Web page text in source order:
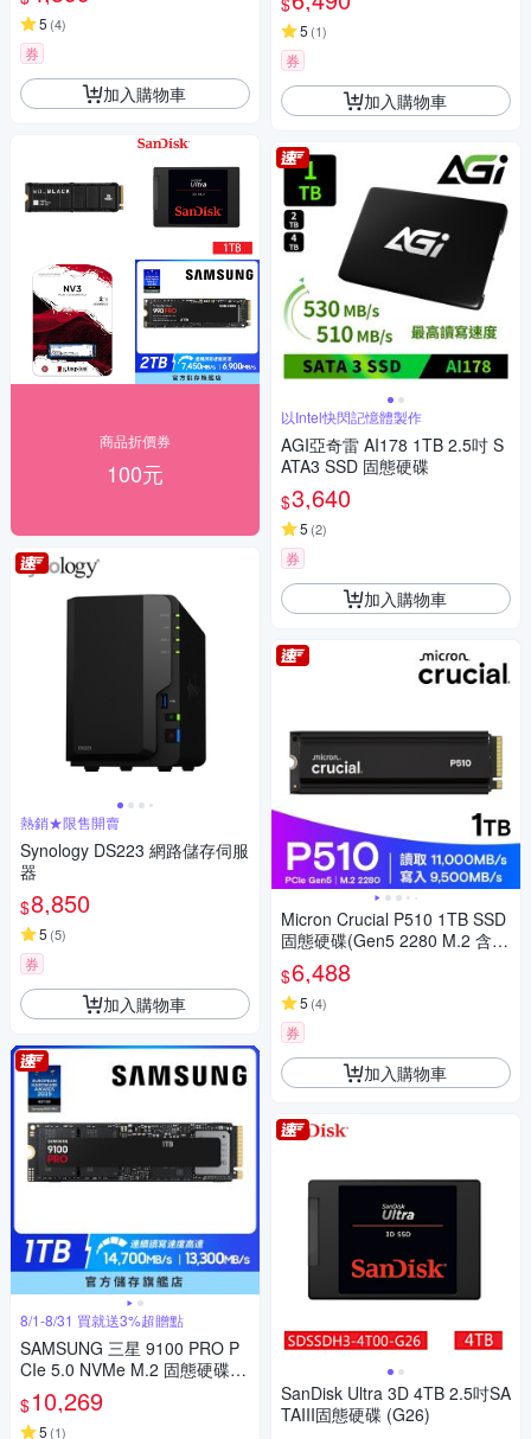
5 (4)
券
加入購物車
商品折價券
100元
熱銷★限售開賣
Synology DS223 網路儲存伺服
器
$8,850
5 (5)
券
加入購物車
8/1-8/31 買就送3%超贈點
SAMSUNG 三星 9100 PRO P
CIe 5.0 NVMe M.2 固態硬碟 1
TB
$10,269
5 (1)
5 (1)
券
加入購物車
以Intel快閃記憶體製作
AGI亞奇雷 AI178 1TB 2.5吋 S
ATA3 SSD 固態硬碟
$3,640
5 (2)
券
加入購物車
Micron Crucial P510 1TB SSD
固態硬碟(Gen5 2280 M.2 含原
廠散熱片)(CT1000P510SSD5)
$6,488
5 (4)
券
加入購物車
SanDisk Ultra 3D 4TB 2.5吋SA
TAIII固態硬碟 (G26)